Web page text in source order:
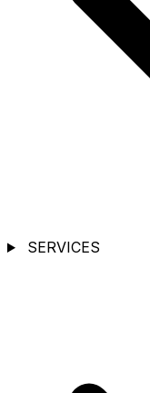
SERVICES